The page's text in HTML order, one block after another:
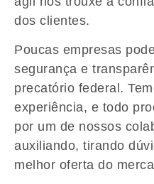
dos clientes.
Poucas empresas
segurança e
precatório federal .
experiência, e todo
por um de nossos
auxiliando, tirando
melhor oferta do